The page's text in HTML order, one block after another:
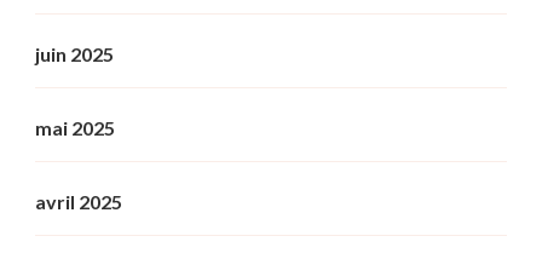
juin 2025
mai 2025
avril 2025